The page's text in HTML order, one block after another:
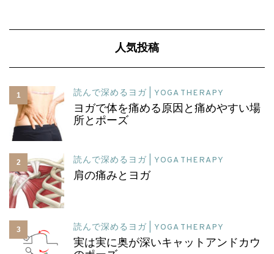
人気投稿
1 読んで深めるヨガ | YOGA THERAPY
ヨガで体を痛める原因と痛めやすい場
所とポーズ
2 読んで深めるヨガ | YOGA THERAPY
肩の痛みとヨガ
3 読んで深めるヨガ | YOGA THERAPY
実は実に奥が深いキャットアンドカウ